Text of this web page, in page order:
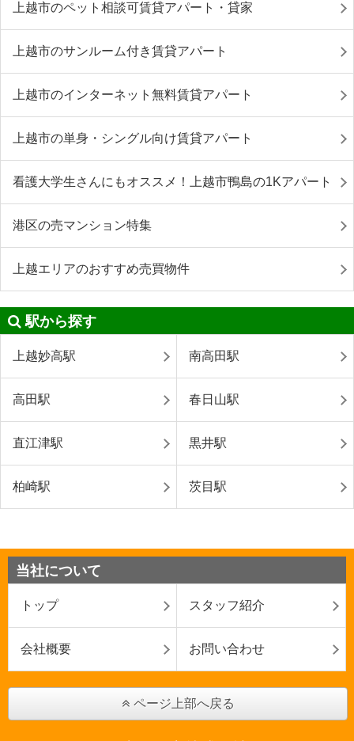
上越市のペット相談可賃貸アパート・貸家
上越市のサンルーム付き賃貸アパート
上越市のインターネット無料賃貸アパート
上越市の単身・シングル向け賃貸アパート
看護大学生さんにもオススメ！上越市鴨島の1Kアパート
港区の売マンション特集
上越エリアのおすすめ売買物件
駅から探す
上越妙高駅 南高田駅
高田駅 春日山駅
直江津駅 黒井駅
柏崎駅 茨目駅
当社について
トップ スタッフ紹介
会社概要 お問い合わせ
ページ上部へ戻る